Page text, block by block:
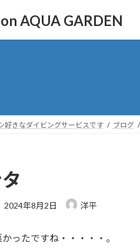
AQUA GARDEN
好きなダイビングサービスです ブログ
最
新
2024年8月2日 洋平
ったですね・・・・・。